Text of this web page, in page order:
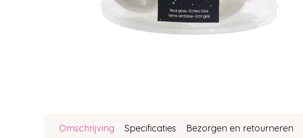
Omschrijving Specificaties Bezorgen en retourneren